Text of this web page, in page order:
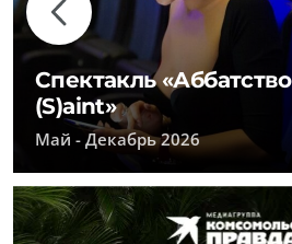
Спектакль «Аббатство
(S)aint»
Май - Декабрь 2026